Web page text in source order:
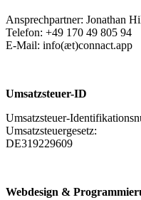
Ansprechpartner: Jonathan
Telefon: +49 170 49 805 94
E-Mail: info(æt)connact.app
Umsatzsteuer-ID
Umsatzsteuer-
Umsatzsteuergesetz:
DE319229609
Webdesign &